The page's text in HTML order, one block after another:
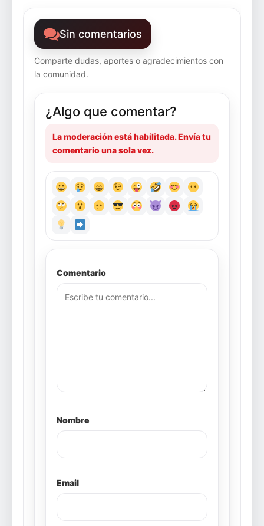
Sin comentarios
Comparte dudas, aportes o agradecimientos con
la comunidad.
¿Algo que comentar?
La moderación está habilitada. Envía tu
comentario una sola vez.
Comentario
Nombre
Email